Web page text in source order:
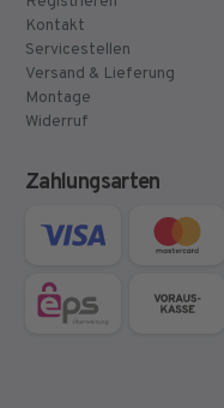
Kontakt
Servicestellen
Versand & Lieferung
Montage
Widerruf
Zahlungsarten